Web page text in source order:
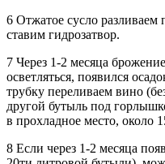
6 Отжатое сусло
ставим гидрозатвор.
7 Через 1-2 месяца
осветляться, появился
трубку переливаем вино
другой бутыль под
в прохладное место, около
8 Если через 1-2 месяца